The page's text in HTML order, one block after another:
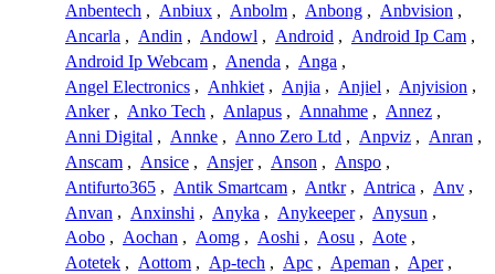
Anbentech , Anbiux , Anbolm , Anbong , Anbvision ,
Ancarla , Andin , Andowl , Android , Android Ip Cam ,
Android Ip Webcam , Anenda , Anga ,
Angel Electronics , Anhkiet , Anjia , Anjiel , Anjvision ,
Anker , Anko Tech , Anlapus , Annahme , Annez ,
Anni Digital , Annke , Anno Zero Ltd , Anpviz , Anran ,
Anscam , Ansice , Ansjer , Anson , Anspo ,
Antifurto365 , Antik Smartcam , Antkr , Antrica , Anv ,
Anvan , Anxinshi , Anyka , Anykeeper , Anysun ,
Aobo , Aochan , Aomg , Aoshi , Aosu , Aote ,
Aotetek , Aottom , Ap-tech , Apc , Apeman , Aper ,